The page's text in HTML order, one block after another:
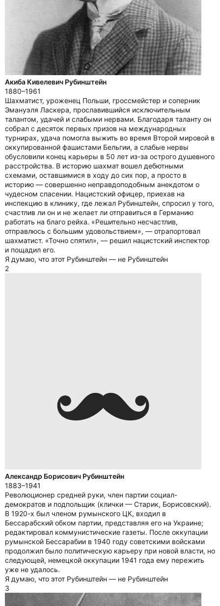
Акиба Кивелевич Рубинштейн
1880–1961
Шахматист, уроженец Польши, гроссмейстер и соперник
Эмануэля Ласкера, прославившийся исключительным
талантом, удачей и слабыми нервами. Благодаря таланту он
собрал с десяток первых призов на международных
турнирах, удача помогла выжить во время Второй мировой в
оккупированной фашистами Бельгии, а слабые нервы
обусловили конец карьеры в 50 лет из-за острого душевного
расстройства. В историю шахмат вошел дебютными
схемами, оставшимися в ходу до сих пор, а просто в
историю — совершенно неправдоподобным анекдотом о
чудесном спасении. Нацистский офицер, приехав на
инспекцию в клинику, где лежал Рубинштейн, спросил у того,
счастлив ли он и не желает ли отправиться в Германию
работать на благо рейха. «Решительно несчастлив,
отправлюсь с большим удовольствием», — отрапортовал
шахматист. «Точно спятил», — решил нацистский инспектор
и пощадил его.
Я думаю, что этот Рубинштейн — не Рубинштейн
2
Александр Борисович Рубинштейн
1883–1941
Революционер средней руки, член партии социал-
демократов и подпольщик (клички — Старик, Борисовский).
В 1920-х был членом румынского ЦК, входил в
Бессарабский обком партии, представляя его на Украине;
редактировал коммунистические газеты. После оккупации
румынской Бессарабии в 1940 году советскими войсками
продолжил было политическую карьеру при новой власти, но
следующей, немецкой оккупации 1941 года ему пережить
уже не удалось.
Я думаю, что этот Рубинштейн — не Рубинштейн
3